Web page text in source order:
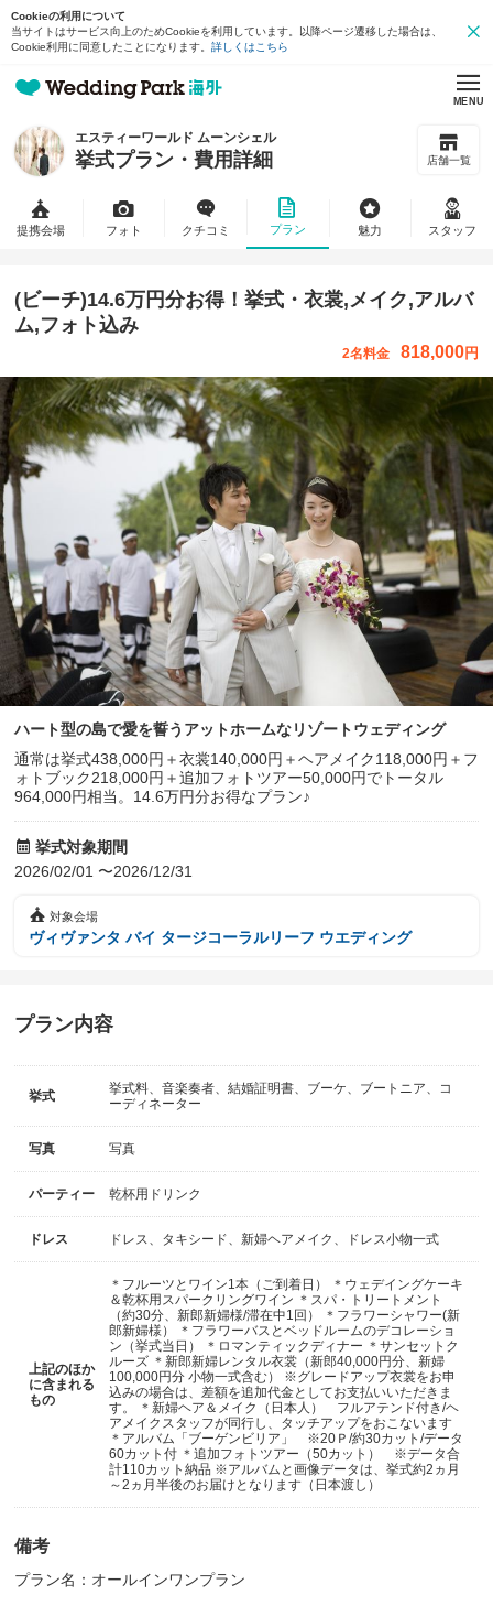
Cookieの利用について
当サイトはサービス向上のためCookieを利用しています。以降ページ遷移した場合は、
Cookie利用に同意したことになります。 詳しくはこちら
MENU
エスティーワールド ムーンシェル
挙式プラン・費用詳細 店舗一覧
提携会場 フォト クチコミ プラン 魅力 スタッフ
(ビーチ)14.6万円分お得！挙式・衣裳,メイク,アルバ
ム,フォト込み
2名料金 818,000円
ハート型の島で愛を誓うアットホームなリゾートウェディング
通常は挙式438,000円＋衣裳140,000円＋ヘアメイク118,000円＋フ
ォトブック218,000円＋追加フォトツアー50,000円でトータル
964,000円相当。14.6万円分お得なプラン♪
挙式対象期間
2026/02/01 〜2026/12/31
対象会場
ヴィヴァンタ バイ タージコーラルリーフ ウエディング
プラン内容
挙式
挙式料、音楽奏者、結婚証明書、ブーケ、ブートニア、コ
ーディネーター
写真 写真
パーティー 乾杯用ドリンク
ドレス ドレス、タキシード、新婦ヘアメイク、ドレス小物一式
上記のほか
に含まれる
もの
＊フルーツとワイン1本（ご到着日） ＊ウェデイングケーキ
＆乾杯用スパークリングワイン ＊スパ・トリートメント
（約30分、新郎新婦様/滞在中1回） ＊フラワーシャワー(新
郎新婦様） ＊フラワーバスとベッドルームのデコレーショ
ン（挙式当日） ＊ロマンティックディナー ＊サンセットク
ルーズ ＊新郎新婦レンタル衣裳（新郎40,000円分、新婦
100,000円分 小物一式含む） ※グレードアップ衣裳をお申
込みの場合は、差額を追加代金としてお支払いいただきま
す。 ＊新婦ヘア＆メイク（日本人） フルアテンド付き/ヘ
アメイクスタッフが同行し、タッチアップをおこないます
＊アルバム「ブーゲンビリア」 ※20Ｐ/約30カット/データ
60カット付 ＊追加フォトツアー（50カット） ※データ合
計110カット納品 ※アルバムと画像データは、挙式約2ヵ月
～2ヵ月半後のお届けとなります（日本渡し）
備考
プラン名：オールインワンプラン